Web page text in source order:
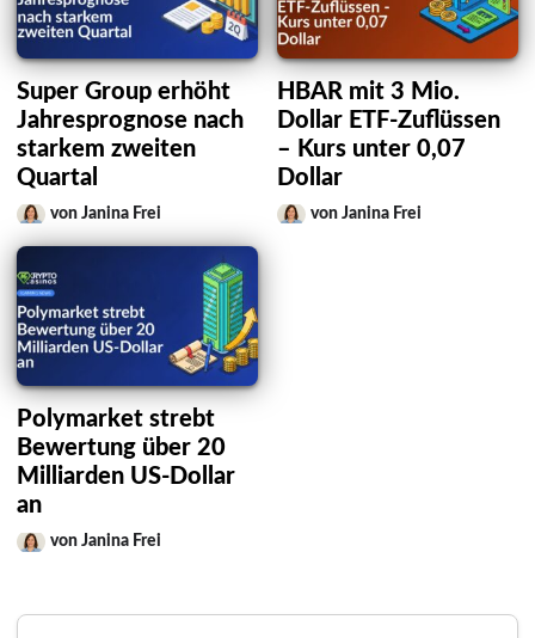
Super Group erhöht
Jahresprognose nach
starkem zweiten
Quartal
von Janina Frei
HBAR mit 3 Mio.
Dollar ETF-Zuflüssen
– Kurs unter 0,07
Dollar
von Janina Frei
Polymarket strebt
Bewertung über 20
Milliarden US-Dollar
an
von Janina Frei